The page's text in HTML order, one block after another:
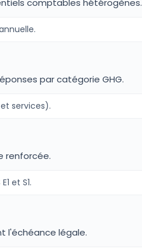
comptables hétérogènes.
par catégorie GHG.
services).
renforcée.
et S1.
l'échéance légale.